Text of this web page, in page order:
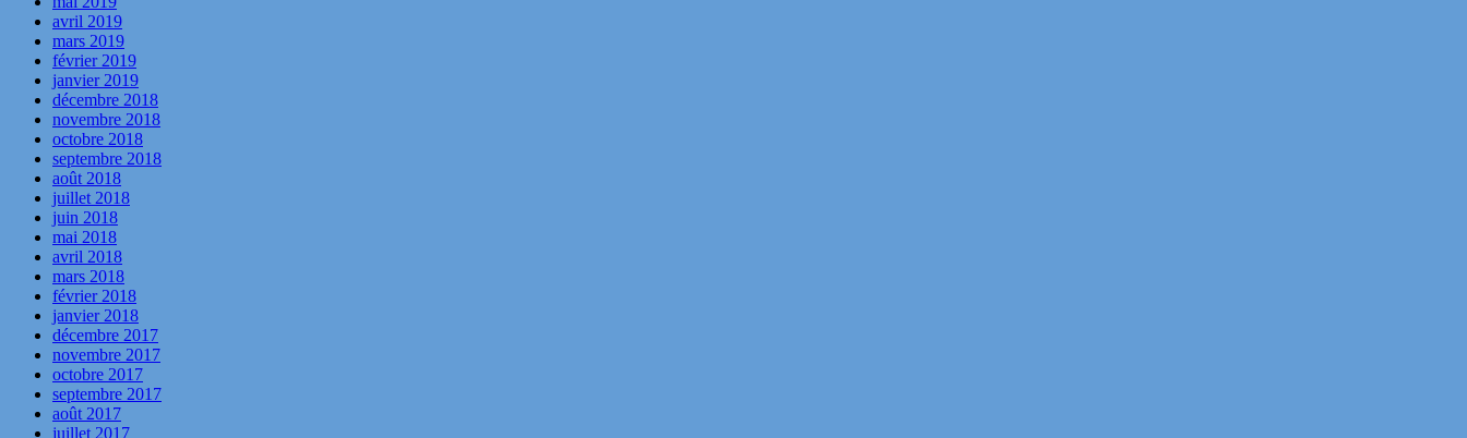
avril 2019
mars 2019
février 2019
janvier 2019
décembre 2018
novembre 2018
octobre 2018
septembre 2018
août 2018
juillet 2018
juin 2018
mai 2018
avril 2018
mars 2018
février 2018
janvier 2018
décembre 2017
novembre 2017
octobre 2017
septembre 2017
août 2017
juillet 2017